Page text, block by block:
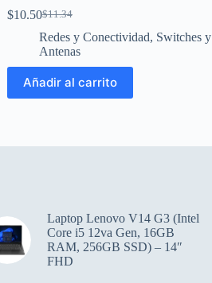
$11.34
El
precio
original
$11.34.
$10.50El
precio
actual
$10.50.
Redes y Conectividad, Switches y
Antenas
Añadir al carrito
Laptop Lenovo V14 G3 (Intel
Core i5 12va Gen, 16GB
RAM, 256GB SSD) – 14″
FHD